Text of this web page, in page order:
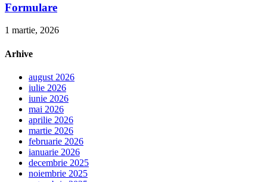
Formulare
1 martie, 2026
Arhive
august 2026
iulie 2026
iunie 2026
mai 2026
aprilie 2026
martie 2026
februarie 2026
ianuarie 2026
decembrie 2025
noiembrie 2025